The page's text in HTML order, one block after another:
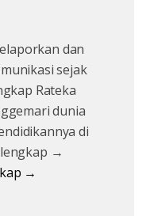
dan
sejak
Rateka
dunia
di
lengkap →
→